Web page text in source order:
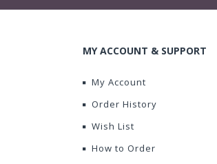
MY ACCOUNT & SUPPORT
My Account
Order History
Wish List
How to Order